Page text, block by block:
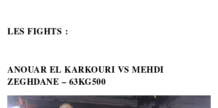
LES FIGHTS :
ANOUAR EL KARKOURI VS MEHDI
ZEGHDANE – 63KG500